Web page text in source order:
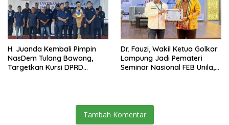
H. Juanda Kembali Pimpin
NasDem Tulang Bawang,
Targetkan Kursi DPRD
Dr. Fauzi, Wakil Ketua Golkar
Lampung Jadi Pemateri
Seminar Nasional FEB Unila,
Tambah Komentar